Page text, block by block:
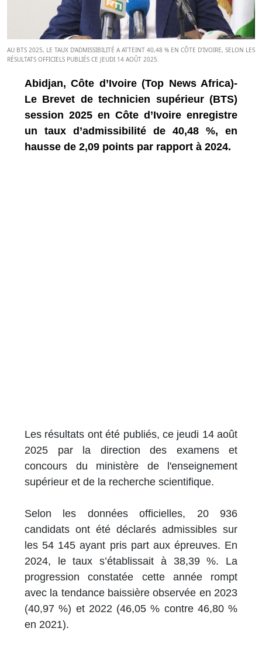
AU BTS 2025, LE TAUX D’ADMISSIBILITÉ A ATTEINT 40,48 % EN CÔTE D’IVOIRE, SELON LES
RÉSULTATS OFFICIELS PUBLIÉS CE JEUDI 14 AOÛT 2025.
Abidjan, Côte d’Ivoire (Top News Africa)-
Le Brevet de technicien supérieur (BTS)
session 2025 en Côte d’Ivoire enregistre
un taux d’admissibilité de 40,48 %, en
hausse de 2,09 points par rapport à 2024.
Les résultats ont été publiés, ce jeudi 14 août
2025 par la direction des examens et
concours du ministère de l'enseignement
supérieur et de la recherche scientifique.
Selon les données officielles, 20 936
candidats ont été déclarés admissibles sur
les 54 145 ayant pris part aux épreuves. En
2024, le taux s’établissait à 38,39 %. La
progression constatée cette année rompt
avec la tendance baissière observée en 2023
(40,97 %) et 2022 (46,05 % contre 46,80 %
en 2021).